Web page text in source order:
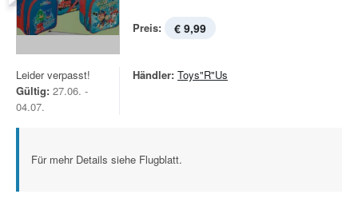
Preis: € 9,99
Leider verpasst!
Gültig: 27.06. -
04.07.
Händler: Toys"R"Us
Für mehr Details siehe Flugblatt.